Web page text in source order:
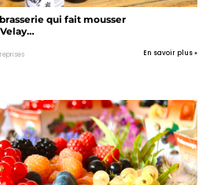
qui fait mousser
En savoir plus »